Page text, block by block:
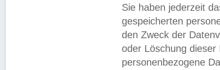
Sie haben jederzeit
gespeicherten
den Zweck der
oder Löschung
personenbezogene